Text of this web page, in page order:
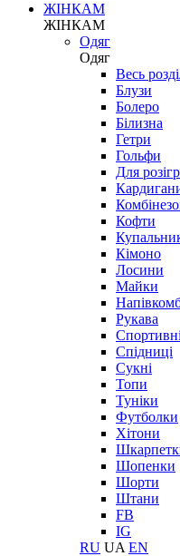
ЖІНКАМ
ЖІНКАМ
Одяг
Одяг
Весь
Блузи
Болеро
Білизна
Гетри
Гольфи
Для
Кофти
Кімоно
Лосини
Майки
Рукава
Спідниці
Сукні
Топи
Туніки
Футболки
Хітони
Шопенки
Шорти
Штани
FB
IG
RU UA EN